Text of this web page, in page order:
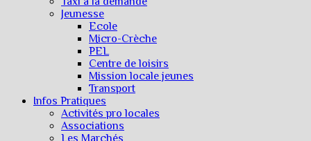
Jeunesse
Ecole
Micro-Crèche
PEL
Centre de loisirs
Mission locale jeunes
Transport
Infos Pratiques
Activités pro locales
Associations
Les Marchés